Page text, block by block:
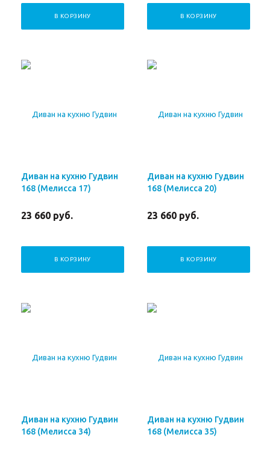
В КОРЗИНУ В КОРЗИНУ
Диван на кухню Гудвин
168 (Мелисса 17)
23 660 руб.
В КОРЗИНУ
Диван на кухню Гудвин
168 (Мелисса 20)
23 660 руб.
В КОРЗИНУ
Диван на кухню Гудвин
168 (Мелисса 34)
Диван на кухню Гудвин
168 (Мелисса 35)